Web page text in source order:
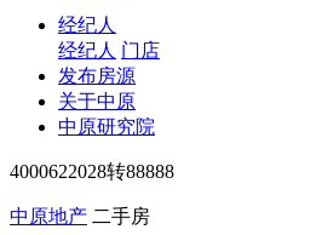
经纪人
经纪人 门店
发布房源
关于中原
中原研究院
4000622028转88888
中原地产 二手房